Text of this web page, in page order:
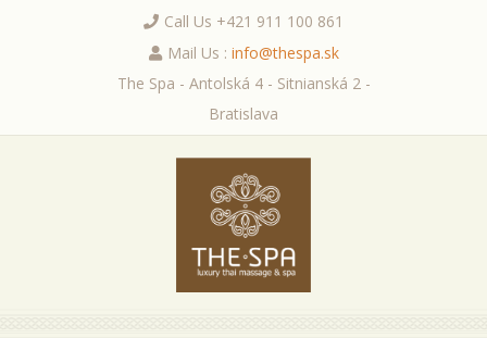
Call Us +421 911 100 861
Mail Us : info@thespa.sk
The Spa - Antolská 4 - Sitnianská 2 -
Bratislava